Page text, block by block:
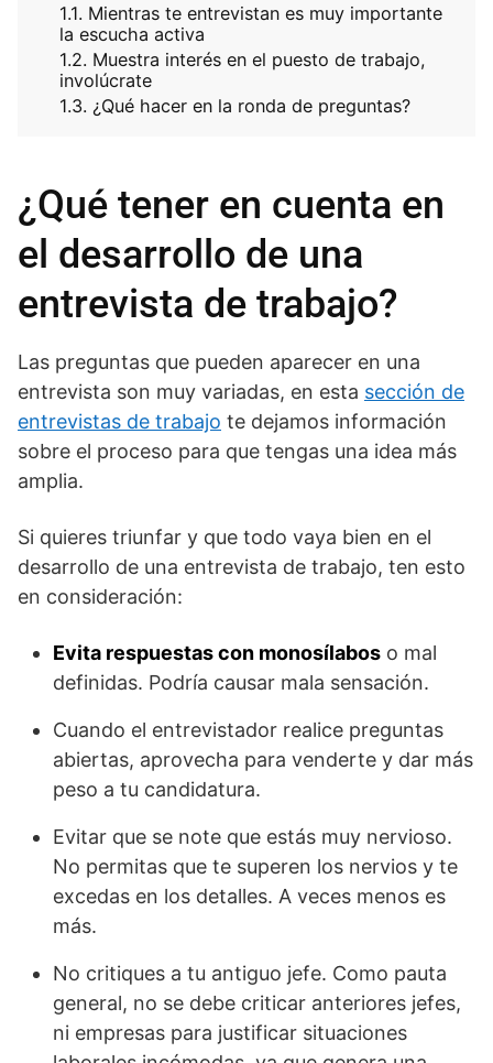
Mientras te entrevistan es muy importante
la escucha activa
Muestra interés en el puesto de trabajo,
involúcrate
¿Qué hacer en la ronda de preguntas?
¿Qué tener en cuenta en
el desarrollo de una
entrevista de trabajo?
Las preguntas que pueden aparecer en una
entrevista son muy variadas, en esta sección de
entrevistas de trabajo te dejamos información
sobre el proceso para que tengas una idea más
amplia.
Si quieres triunfar y que todo vaya bien en el
desarrollo de una entrevista de trabajo, ten esto
en consideración:
Evita respuestas con monosílabos o mal
definidas. Podría causar mala sensación.
Cuando el entrevistador realice preguntas
abiertas, aprovecha para venderte y dar más
peso a tu candidatura.
Evitar que se note que estás muy nervioso.
No permitas que te superen los nervios y te
excedas en los detalles. A veces menos es
más.
No critiques a tu antiguo jefe. Como pauta
general, no se debe criticar anteriores jefes,
ni empresas para justificar situaciones